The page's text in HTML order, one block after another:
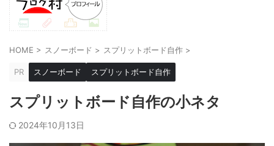
HOME > スノーボード > スプリットボード自作 >
PR スノーボード スプリットボード自作
スプリットボード自作の小ネタ
2024年10月13日